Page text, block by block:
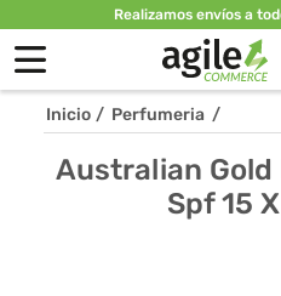
Realizamos envíos a
Inicio / Perfumeria /
Australian
Spf 15